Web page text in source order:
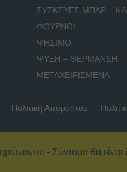
ΣΥΣΚΕΥΕΣ ΜΠΑΡ –
ΦΟΥΡΝΟΙ
ΨΗΣΙΜΟ
ΨΥΞΗ – ΘΕΡΜΑΝΣΗ
ΜΕΤΑΧΕΙΡΙΣΜΕΝΑ
Πολιτική Απορρήτου
– ΚΟΥΡΚΟΥΤΑΣ
- Σύντομα θα